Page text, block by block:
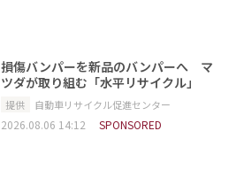
損傷バンパーを新品のバンパーへ マ
ツダが取り組む「水平リサイクル」
提供 自動車リサイクル促進センター
2026.08.06 14:12 SPONSORED